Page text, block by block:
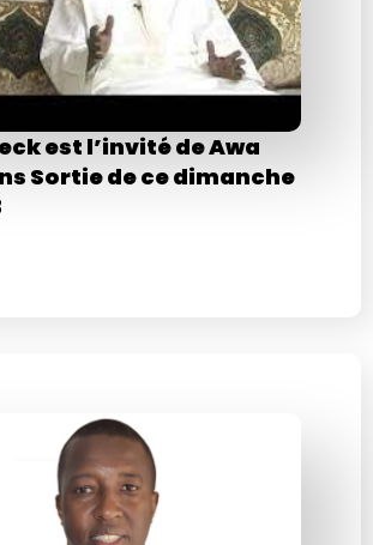
est l’invité de Awa
Sortie de ce dimanche